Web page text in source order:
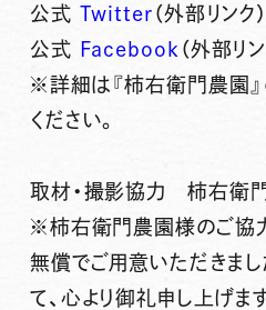
公式 Twitter （外部リンク）
公式
Facebook （外部リン
※詳細は『柿右衛門農園
ください。
取材・撮影協力 柿右衛
※柿右衛門農園様のご協
無償でご用意いただきまし
て、心より御礼申し上げます